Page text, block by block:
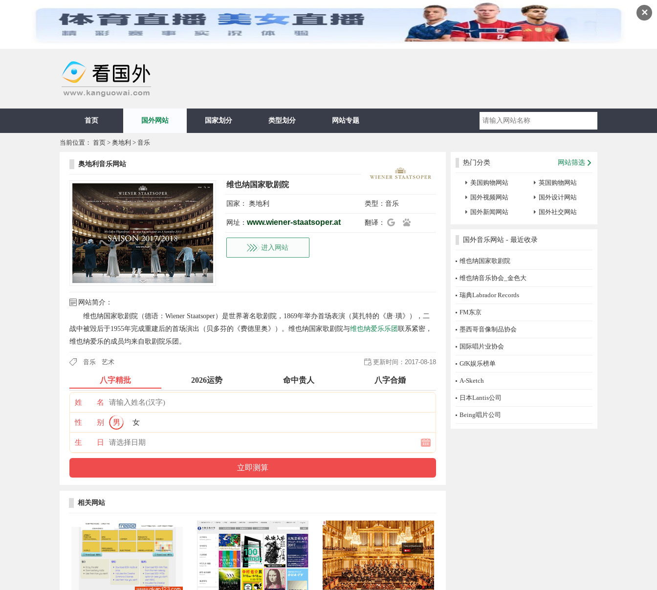
✕
首页 国外网站 国家划分 类型划分 网站专题
当前位置： 首页 > 奥地利 > 音乐
奥地利音乐网站
维也纳国家歌剧院
国家： 奥地利 类型： 音乐
网址： www.wiener-staatsoper.at 翻译：
进入网站
网站简介：
维也纳国家歌剧院（德语：Wiener Staatsoper）是世界著名歌剧院，1869年举办首场表演（莫扎特的《唐·璜》），二
战中被毁后于1955年完成重建后的首场演出（贝多芬的《费德里奥》）。维也纳国家歌剧院与维也纳爱乐乐团 联系紧密，
维也纳爱乐的成员均来自歌剧院乐团。
音乐 艺术 更新时间： 2017-08-18
八字精批 2026运势 命中贵人 八字合婚
姓 名
性 别 男 女
生 日
相关网站
热门分类 网站筛选
美国购物网站
英国购物网站
国外视频网站
国外设计网站
国外新闻网站
国外社交网站
国外音乐网站 - 最近收录
维也纳国家歌剧院
维也纳音乐协会_金色大
瑞典Labrador Records
FM东京
墨西哥音像制品协会
国际唱片业协会
GfK娱乐榜单
A-Sketch
日本Lantis公司
Being唱片公司